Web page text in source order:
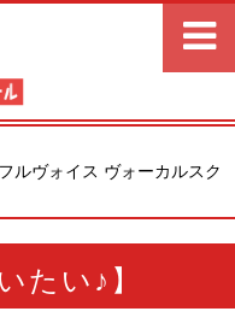
ルヴォイス ヴォーカルスク
たい♪】